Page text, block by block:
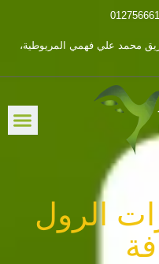
علي فهمي المريوطية،
الرول